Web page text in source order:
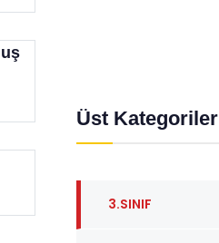
Üst Kategoriler
3.SINIF